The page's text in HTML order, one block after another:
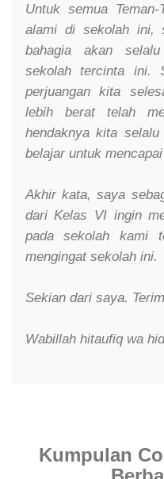
Untuk semua
alami di sekolah ini,
bahagia akan
sekolah tercinta ini.
perjuangan kita
lebih berat telah
hendaknya kita
belajar untuk
Akhir kata, saya
dari Kelas VI ingin
pada sekolah kami
mengingat sekolah ini.
Sekian dari saya.
Wabillah hitaufiq wa
Kumpulan